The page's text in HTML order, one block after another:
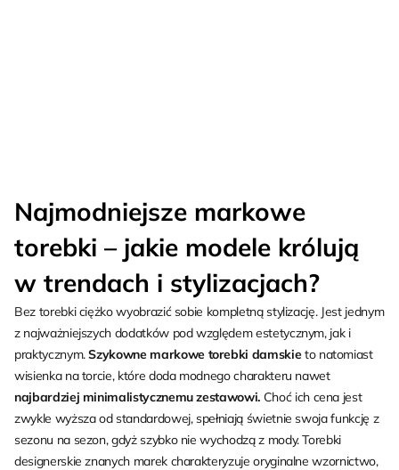
Najmodniejsze markowe
torebki – jakie modele królują
w trendach i stylizacjach?
Bez torebki ciężko wyobrazić sobie kompletną stylizację. Jest jednym
z najważniejszych dodatków pod względem estetycznym, jak i
praktycznym.Szykownemarkowe torebki damskie to natomiast
wisienka na torcie, które doda modnego charakteru nawet
najbardziej minimalistycznemu zestawowi. Choć ich cena jest
zwykle wyższa od standardowej, spełniają świetnie swoja funkcję z
sezonu na sezon, gdyż szybko nie wychodzą z mody. Torebki
designerskie znanych marek charakteryzuje oryginalne wzornictwo,